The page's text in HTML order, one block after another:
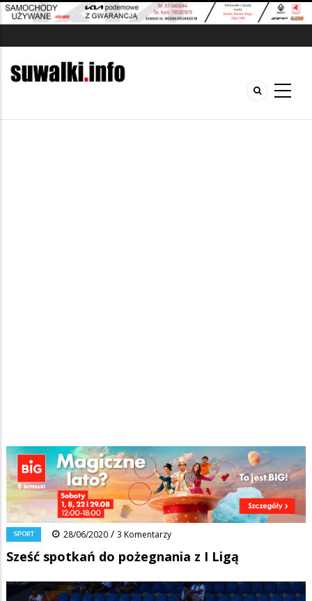
Ścieżka
nawigacyjna
Strona główna/Wiadomości/Sport/
Sześć spotkań do pożegnania z I Ligą
FacebookPinterestTumblr
0 Reddit Share
SPORT 28/06/2020 / 3 Komentarzy
Sześć spotkań do pożegnania z I Ligą